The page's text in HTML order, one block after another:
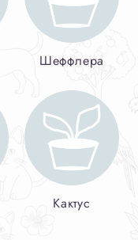
Шеффлера
Кактус